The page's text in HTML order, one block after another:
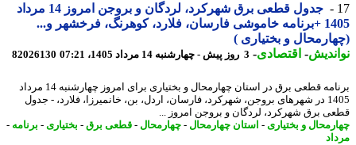
جدول قطعی برق شهرکرد، لردگان و بروجن امروز 14 مرداد
1405 +برنامه خاموشی فارسان، فلارد، کوهرنگ، فرخشهر و...
و بختیاری )
-اقتصادی-3 روز پیش - چهارشنبه 14 مرداد 1405، 07:21 82026130
برنامه قطعی برق در استان چهارمحال و بختیاری برای امروز چهارشنبه 14 مرداد
1405 در شهرهای بروجن، شهرکرد، فارسان، اردل، بن، خانمیرزا، فلارد، - جدول
برق شهرکرد، لردگان و بروجن امروز ...
و بختیاری- استان چهارمحال-چهارمحال-قطعی برق - بختیاری- برنامه -